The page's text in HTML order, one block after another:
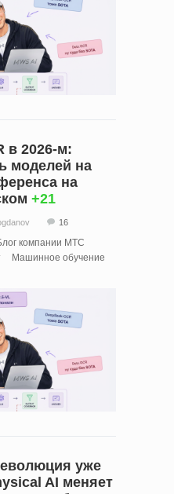
в 2026-м:
моделей на
на
+21
16
компании МТС
Машинное обучение
уже
AI меняет